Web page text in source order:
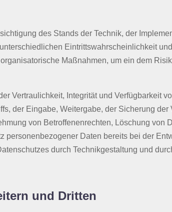
des Stands der Technik, der
Eintrittswahrscheinlichkeit
Maßnahmen, um ein dem
Vertraulichkeit, Integrität und Verfügbarkeit
der Eingabe, Weitergabe, der Sicherung
von Betroffenenrechten, Löschung von
personenbezogener Daten bereits bei der
durch Technikgestaltung und
und Dritten